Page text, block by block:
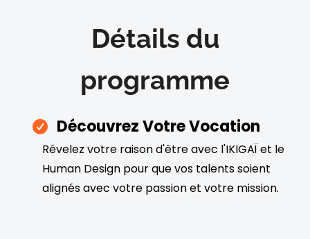
Détails du
programme
Découvrez Votre Vocation
Révelez votre raison d'être avec l'IKIGAÏ et le
Human Design pour que vos talents soient
alignés avec votre passion et votre mission.